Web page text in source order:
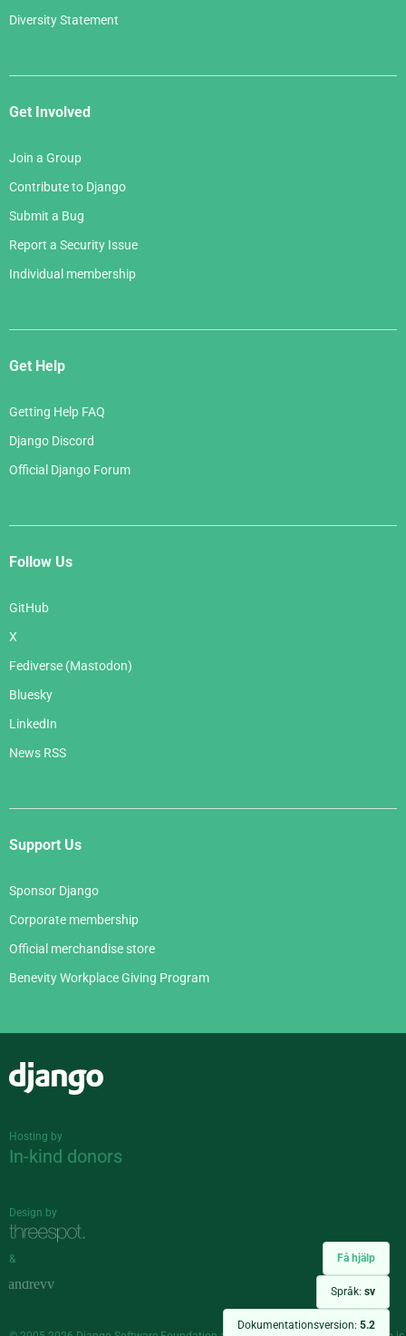
Få hjälp
Språk: sv
Dokumentationsversion: 5.2
Diversity Statement
Get Involved
Join a Group
Contribute to Django
Submit a Bug
Report a Security Issue
Individual membership
Get Help
Getting Help FAQ
Django Discord
Official Django Forum
Follow Us
GitHub
X
Fediverse (Mastodon)
Bluesky
LinkedIn
News RSS
Support Us
Sponsor Django
Corporate membership
Official merchandise store
Benevity Workplace Giving Program
Hosting by
In-kind donors
Design by
&